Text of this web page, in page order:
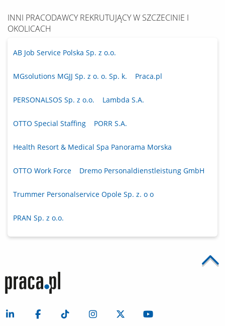
INNI PRACODAWCY REKRUTUJĄCY W SZCZECINIE I
OKOLICACH
AB Job Service Polska Sp. z o.o.
MGsolutions MGJJ Sp. z o. o. Sp. k. Praca.pl
PERSONALSOS Sp. z o.o. Lambda S.A.
OTTO Special Staffing PORR S.A.
Health Resort & Medical Spa Panorama Morska
OTTO Work Force Dremo Personaldienstleistung GmbH
Trummer Personalservice Opole Sp. z. o o
PRAN Sp. z o.o.